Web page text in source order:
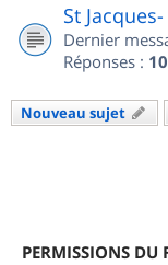
St
Dernier
Réponses : 10
Nouveau sujet
PERMISSIONS DU